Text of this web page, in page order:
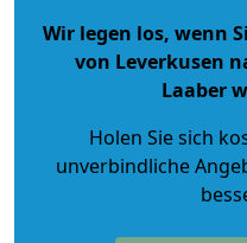
Wir legen los, wenn
von Leverkusen
Laaber
Holen Sie sich
unverbindliche